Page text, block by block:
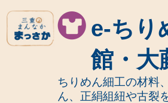
e-ちり
館・大
ちりめん細工の材料
ん、正絹組紐や古裂